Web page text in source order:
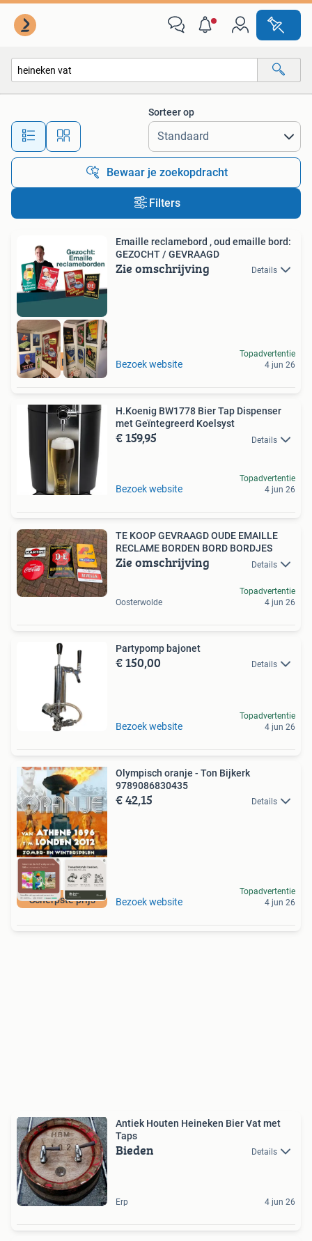
Alle afstanden…
Sorteer op
Bewaar je zoekopdracht
Filters
RECLAMEBORDEN
Emaille reclamebord , oud emaille bord:
GEZOCHT / GEVRAAGD
Zie omschrijving Details
Bezoek website
Topadvertentie
4 jun 26
H.Koenig BW1778 Bier Tap Dispenser
met Geïntegreerd Koelsyst
€ 159,95 Details
Bezoek website
Topadvertentie
4 jun 26
TE KOOP GEVRAAGD OUDE EMAILLE
RECLAME BORDEN BORD BORDJES
Zie omschrijving Details
Oosterwolde
Topadvertentie
4 jun 26
Partypomp bajonet
€ 150,00 Details
Bezoek website
Topadvertentie
4 jun 26
Scherpste prijs
Olympisch oranje - Ton Bijkerk
9789086830435
€ 42,15 Details
Bezoek website
Topadvertentie
4 jun 26
Antiek Houten Heineken Bier Vat met
Taps
Bieden Details
Erp 4 jun 26